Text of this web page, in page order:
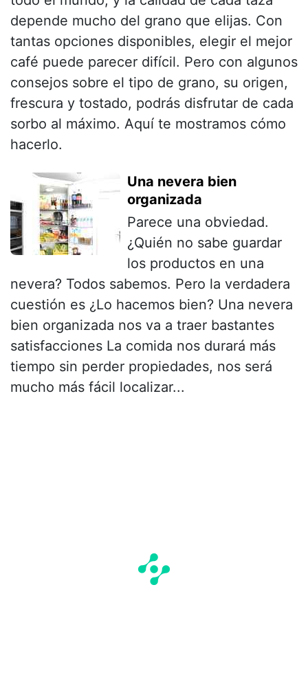
depende mucho del grano que elijas. Con
tantas opciones disponibles, elegir el mejor
café puede parecer difícil. Pero con algunos
consejos sobre el tipo de grano, su origen,
frescura y tostado, podrás disfrutar de cada
sorbo al máximo. Aquí te mostramos cómo
hacerlo.
Una nevera bien
organizada
Parece una obviedad.
¿Quién no sabe guardar
los productos en una
nevera? Todos sabemos. Pero la verdadera
cuestión es ¿Lo hacemos bien? Una nevera
bien organizada nos va a traer bastantes
satisfacciones La comida nos durará más
tiempo sin perder propiedades, nos será
mucho más fácil localizar...